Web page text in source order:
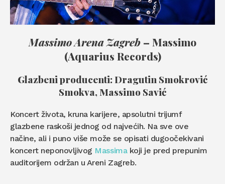
Massimo Arena Zagreb – Massimo
(Aquarius Records)
Glazbeni producenti: Dragutin Smokrović
Smokva, Massimo Savić
Koncert života, kruna karijere, apsolutni trijumf
glazbene raskoši jednog od najvećih. Na sve ove
načine, ali i puno više može se opisati dugoočekivani
koncert neponovljivog Massimakoji je pred prepunim
auditorijem održan u Areni Zagreb.